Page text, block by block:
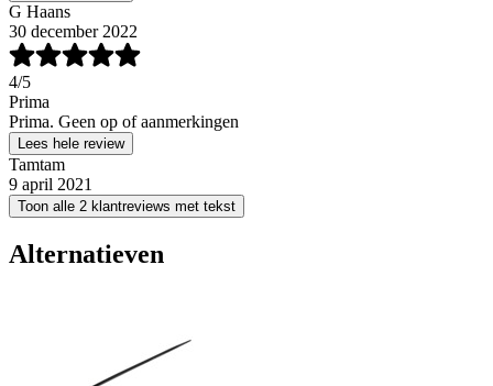
G Haans
30 december 2022
4/5
Prima
Prima. Geen op of aanmerkingen
Lees hele review
Tamtam
9 april 2021
Toon alle 2 klantreviews met tekst
Alternatieven